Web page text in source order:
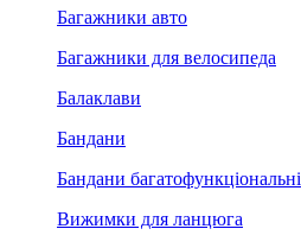
Багажники авто
Багажники для велосипеда
Балаклави
Бандани
Бандани багатофункціональні
Вижимки для ланцюга